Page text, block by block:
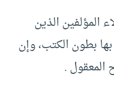
المؤلفين الذين
بطون الكتب، وإن
.